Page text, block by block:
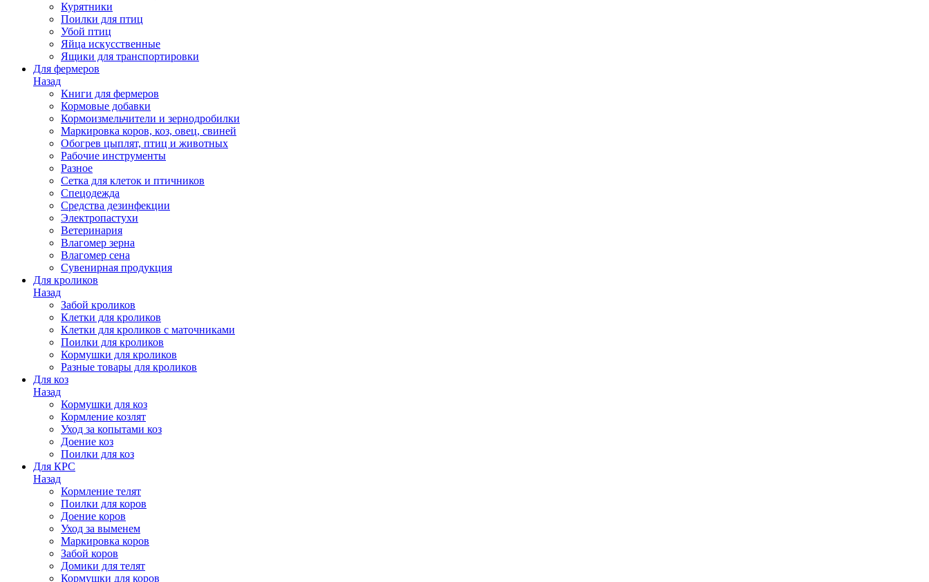
Курятники
Поилки для птиц
Убой птиц
Яйца искусственные
Ящики для транспортировки
Для фермеров
Назад
Книги для фермеров
Кормовые добавки
Кормоизмельчители и зернодробилки
Маркировка коров, коз, овец, свиней
Обогрев цыплят, птиц и животных
Рабочие инструменты
Разное
Сетка для клеток и птичников
Спецодежда
Средства дезинфекции
Электропастухи
Ветеринария
Влагомер зерна
Влагомер сена
Сувенирная продукция
Для кроликов
Назад
Забой кроликов
Клетки для кроликов
Клетки для кроликов с маточниками
Поилки для кроликов
Кормушки для кроликов
Разные товары для кроликов
Для коз
Назад
Кормушки для коз
Кормление козлят
Уход за копытами коз
Доение коз
Поилки для коз
Для КРС
Назад
Кормление телят
Поилки для коров
Доение коров
Уход за выменем
Маркировка коров
Забой коров
Домики для телят
Кормушки для коров